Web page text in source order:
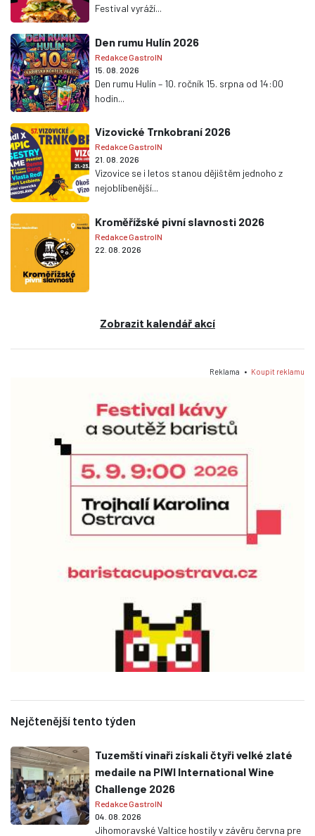
Festival vyráží...
Den rumu Hulín 2026
Redakce GastroIN
15. 08. 2026
Den rumu Hulín – 10. ročník 15. srpna od 14:00
hodin...
Vizovické Trnkobraní 2026
Redakce GastroIN
21. 08. 2026
Vizovice se i letos stanou dějištěm jednoho z
nejoblíbenější...
Kroměřížské pivní slavnosti 2026
Redakce GastroIN
22. 08. 2026
Zobrazit kalendář akcí
Reklama • Koupit reklamu
Nejčtenější tento týden
Tuzemští vinaři získali čtyři velké zlaté
medaile na PIWI International Wine
Challenge 2026
Redakce GastroIN
04. 08. 2026
Jihomoravské Valtice hostily v závěru června pre